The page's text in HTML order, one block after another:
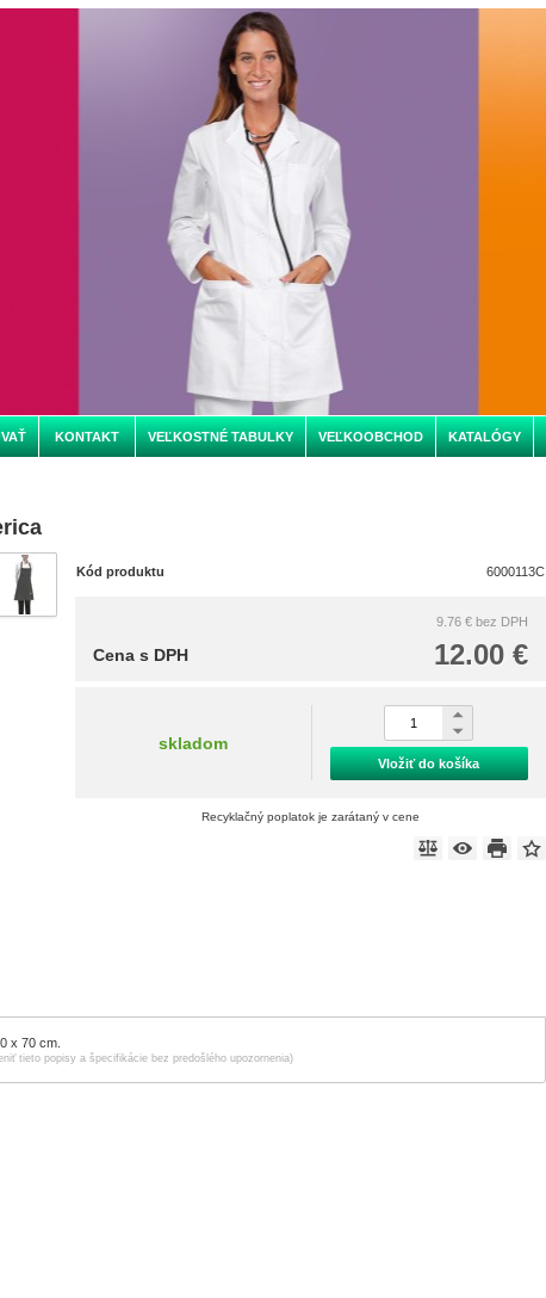
KONTAKT VEĽKOSTNÉ TABULKY VEĽKOOBCHOD KATALÓGY
Kód produktu 6000113C
9.76 € bez DPH
12.00 €
Cena s DPH
skladom
Vložiť do košíka
Recyklačný poplatok je zarátaný v cene
x 70 cm.
tieto popisy a špecifikácie bez predošlého upozornenia)